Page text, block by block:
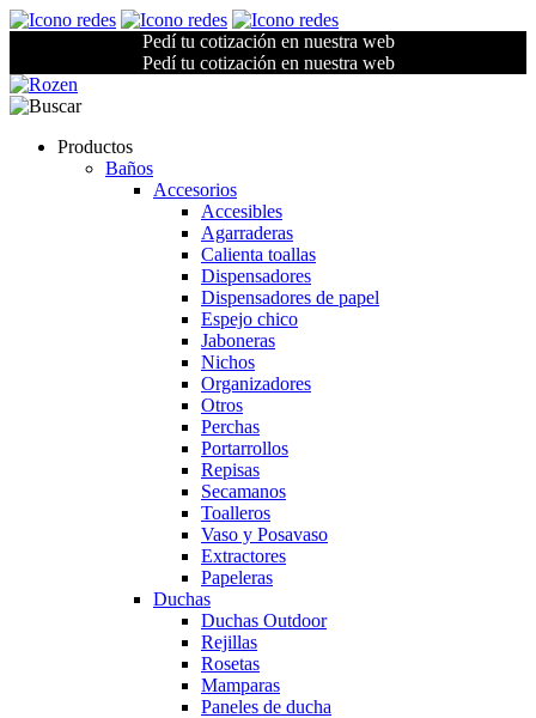
Pedí tu cotización en nuestra web
Pedí tu cotización en nuestra web
Productos
Baños
Accesorios
Accesibles
Agarraderas
Calienta toallas
Dispensadores
Dispensadores de papel
Espejo chico
Jaboneras
Nichos
Organizadores
Otros
Perchas
Portarrollos
Repisas
Secamanos
Toalleros
Vaso y Posavaso
Extractores
Papeleras
Duchas
Duchas Outdoor
Rejillas
Rosetas
Mamparas
Paneles de ducha